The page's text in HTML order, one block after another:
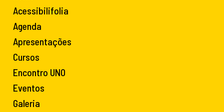
Acessibilifolia
Agenda
Apresentações
Cursos
Encontro UNO
Eventos
Galeria